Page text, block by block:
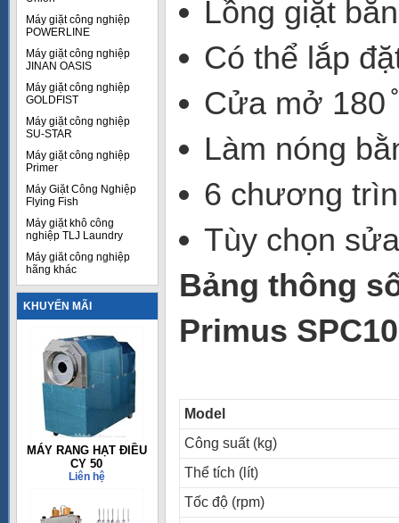
Máy giặt công nghiệp
POWERLINE
Máy giặt công nghiệp
JINAN OASIS
Máy giặt công nghiệp
GOLDFIST
Máy giặt công nghiệp
SU-STAR
Máy giặt công nghiệp
Primer
Máy Giặt Công Nghiệp
Flying Fish
Máy giặt khô công
nghiệp TLJ Laundry
Máy giăt công nghiệp
hãng khác
KHUYẾN MÃI
MÁY RANG HẠT ĐIỀU
CY 50
Liên hệ
Lồng giặt
Có thể lắp
Cửa mở 180
Làm nóng
6 chương
Tùy chọn
Bảng thông
Primus SPC10
Model
Công suất (kg)
Thể tích (lít)
Tốc độ (rpm)